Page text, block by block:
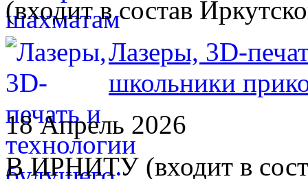
(входит в состав
Лазеры, 3D-
школьники
18 Апрель 2026
В ИРНИТУ (входит в